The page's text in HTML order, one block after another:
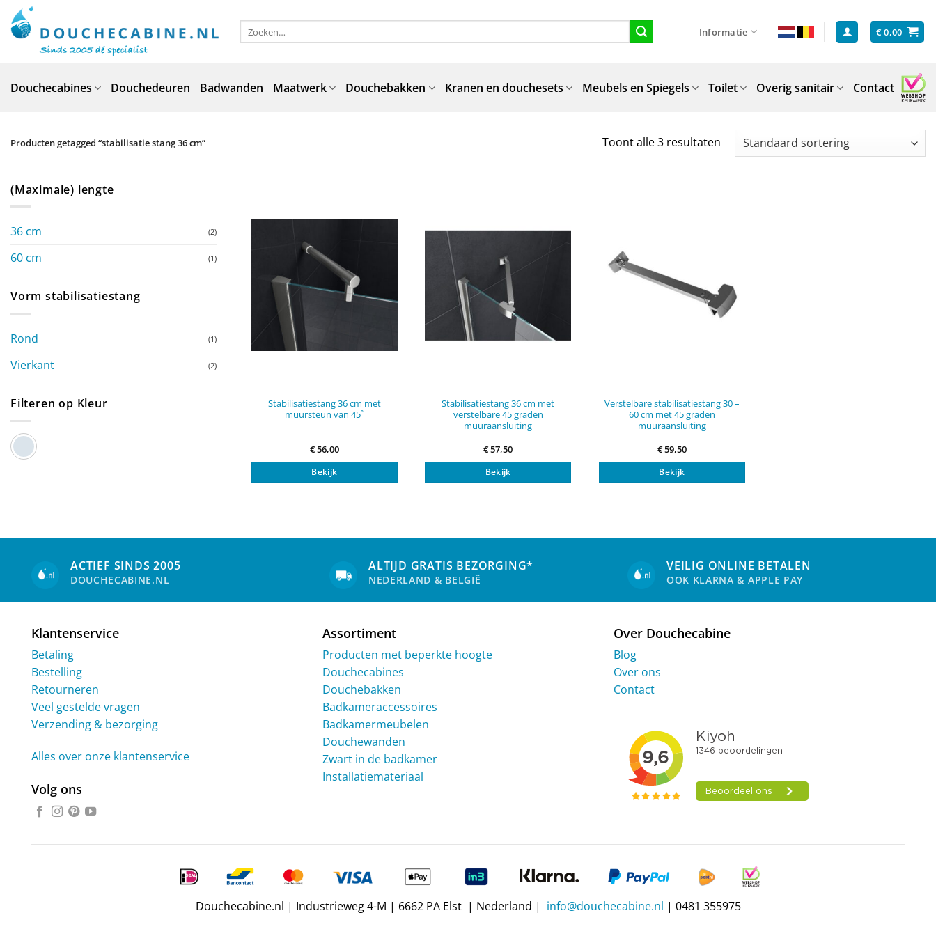
naar
inhoud
Zoeken
naar:
Informatie €0,00
Douchecabines Douchedeuren Badwanden Maatwerk Douchebakken Kranen en douchesets Meubels en Spiegels Toilet Overig sanitair Contact
Producten getagged “stabilisatie stang 36 cm” Toont alle 3 resultaten
(Maximale) lengte
36 cm (2)
60 cm (1)
Vorm stabilisatiestang
Rond (1)
Vierkant (2)
Filteren op Kleur
Stabilisatiestang 36 cm met
muursteun van 45˚
€56,00
Bekijk
Stabilisatiestang 36 cm met
verstelbare 45 graden
muuraansluiting
€57,50
Bekijk
Verstelbare stabilisatiestang 30 –
60 cm met 45 graden
muuraansluiting
€59,50
Bekijk
ACTIEF SINDS 2005
DOUCHECABINE.NL
ALTIJD GRATIS BEZORGING*
NEDERLAND & BELGIË
VEILIG ONLINE BETALEN
OOK KLARNA & APPLE PAY
Klantenservice
Betaling
Bestelling
Retourneren
Veel gestelde vragen
Verzending & bezorging
Alles over onze klantenservice
Volg ons
Assortiment
Producten met beperkte hoogte
Douchecabines
Douchebakken
Badkameraccessoires
Badkamermeubelen
Douchewanden
Zwart in de badkamer
Installatiemateriaal
Over Douchecabine
Blog
Over ons
Contact
Douchecabine.nl | Industrieweg 4-M | 6662 PA Elst | Nederland | info@douchecabine.nl | 0481 355975